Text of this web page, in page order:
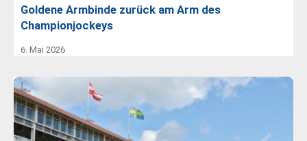
Goldene Armbinde zurück am Arm des
Championjockeys
6. Mai 2026